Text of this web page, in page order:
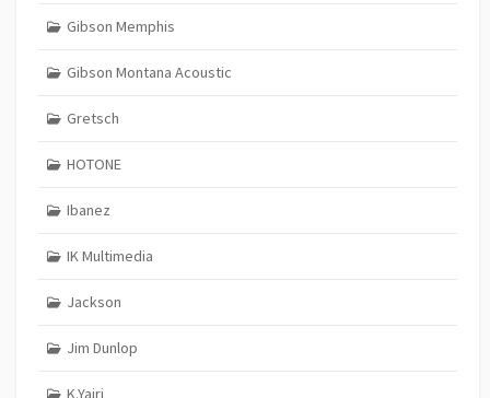
Gibson Memphis
Gibson Montana Acoustic
Gretsch
HOTONE
Ibanez
IK Multimedia
Jackson
Jim Dunlop
K.Yairi